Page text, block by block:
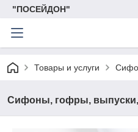
"ПОСЕЙДОН"
Товары и услуги
Сифоны, гофры,